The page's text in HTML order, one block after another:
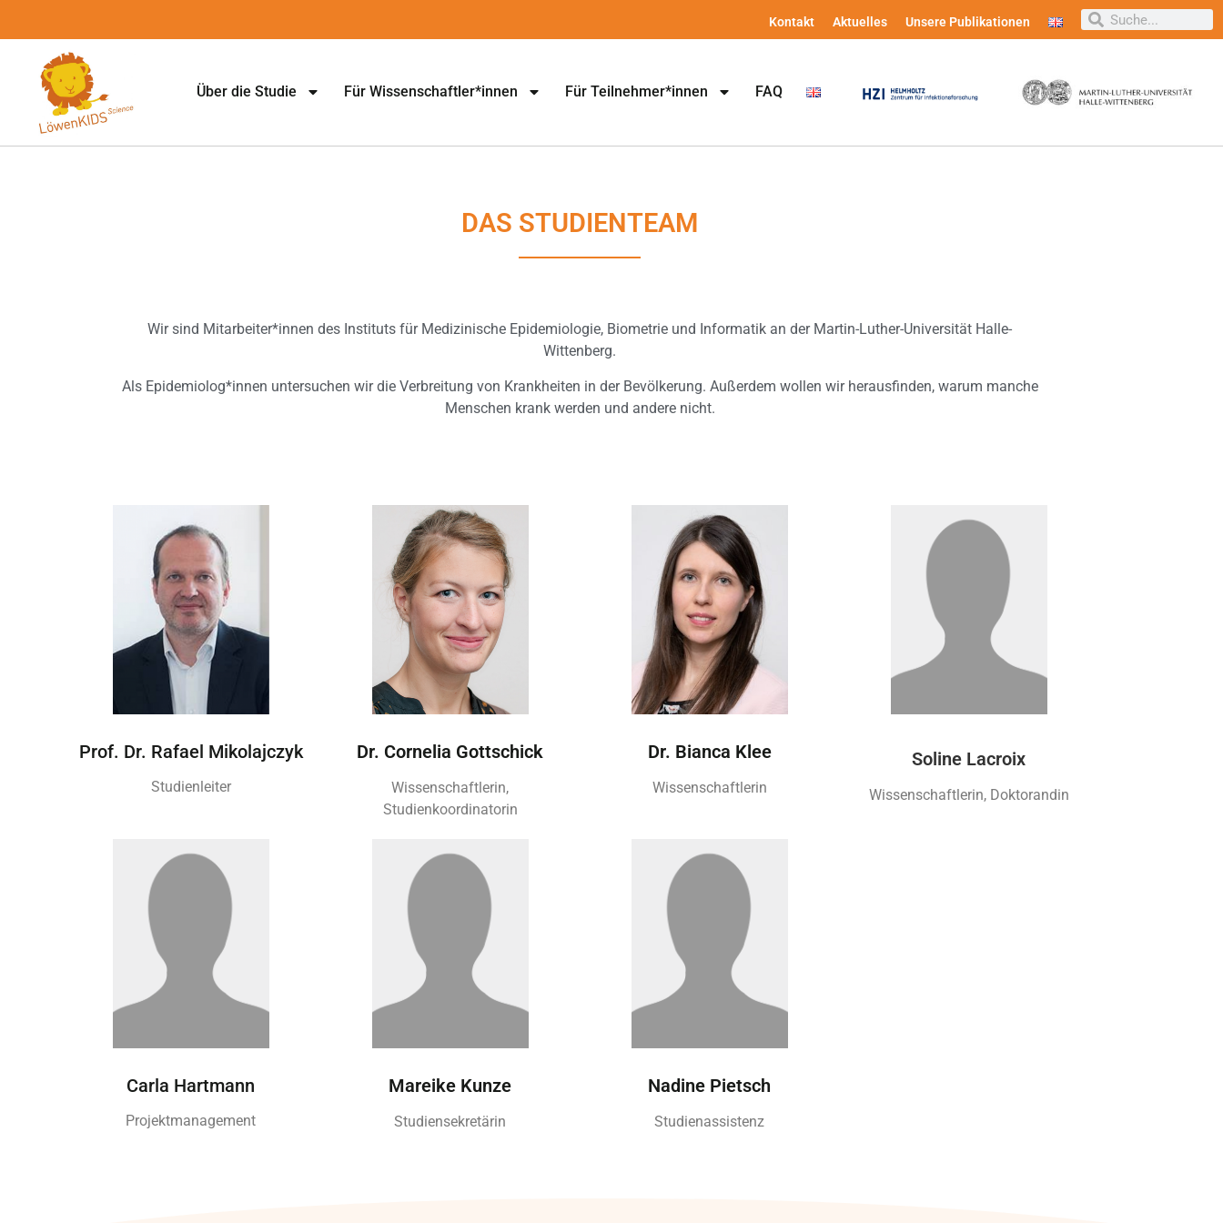
Kontakt Aktuelles Unsere Publikationen
Über die Studie Für Wissenschaftler*innen Für Teilnehmer*innen FAQ
DAS STUDIENTEAM
Wir sind Mitarbeiter*innen des Instituts für Medizinische Epidemiologie, Biometrie und Informatik an der Martin-Luther-Universität Halle-
Wittenberg.
Als Epidemiolog*innen untersuchen wir die Verbreitung von Krankheiten in der Bevölkerung. Außerdem wollen wir herausfinden, warum manche
Menschen krank werden und andere nicht.
Prof. Dr. Rafael Mikolajczyk
Studienleiter
Dr. Cornelia Gottschick
Wissenschaftlerin,
Studienkoordinatorin
Dr. Bianca Klee
Wissenschaftlerin
Soline Lacroix
Wissenschaftlerin, Doktorandin
Carla Hartmann
Projektmanagement
Mareike Kunze
Studiensekretärin
Nadine Pietsch
Studienassistenz